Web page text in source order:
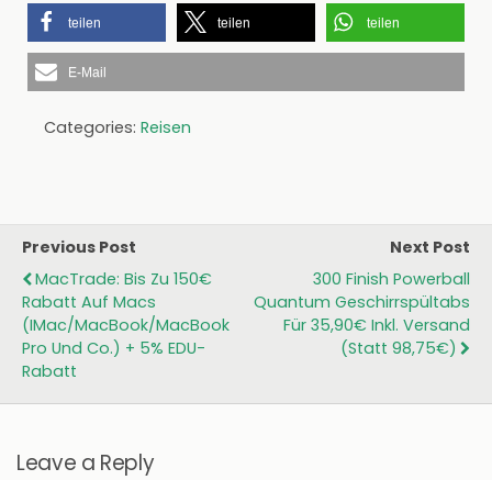
teilen teilen teilen
E-Mail
Categories: Reisen
Previous Post
MacTrade: Bis Zu 150€
Rabatt Auf Macs
(iMac/MacBook/MacBook
Pro Und Co.) + 5% EDU-
Rabatt
Next Post
300 Finish Powerball
Quantum Geschirrspültabs
Für 35,90€ Inkl. Versand
(statt 98,75€)
Leave a Reply